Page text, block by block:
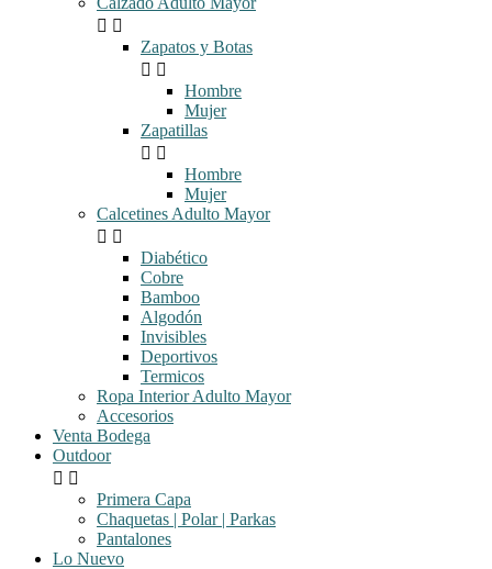
 
Zapatos y Botas
 
Hombre
Mujer
Zapatillas
 
Hombre
Mujer
Calcetines Adulto Mayor
 
Diabético
Cobre
Bamboo
Algodón
Invisibles
Deportivos
Termicos
Ropa Interior Adulto Mayor
Accesorios
Venta Bodega
Outdoor
 
Primera Capa
Chaquetas | Polar | Parkas
Pantalones
Lo Nuevo